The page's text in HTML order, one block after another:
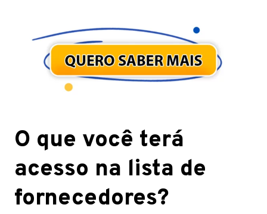
O que você terá
acesso na lista de
fornecedores?